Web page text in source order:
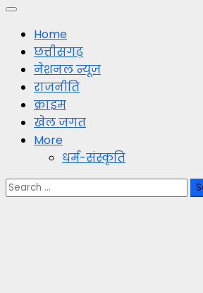
Primary
MenuHome
छत्तीसगढ़
नेशनल न्यूज़
राजनीति
क्राइम
खेल जगत
More
धर्म-संस्कृति
Search